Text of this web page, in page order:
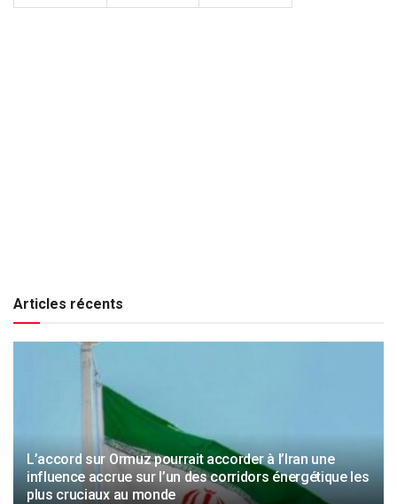
Articles récents
L’accord sur Ormuz pourrait accorder à l’Iran une
influence accrue sur l’un des corridors énergétique les
plus cruciaux au monde